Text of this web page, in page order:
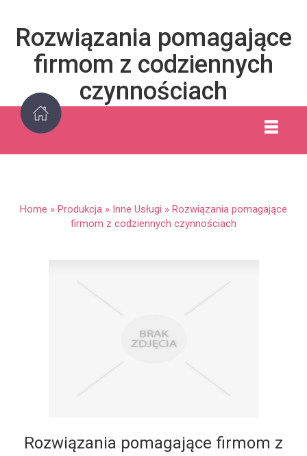
Rozwiązania pomagające
firmom z codziennych
czynnościach
Home » Produkcja » Inne Usługi » Rozwiązania pomagające
firmom z codziennych czynnościach
Rozwiązania pomagające firmom z